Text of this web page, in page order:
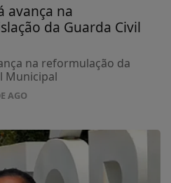
avança na
da Guarda Civil
na reformulação da
Municipal
AGO